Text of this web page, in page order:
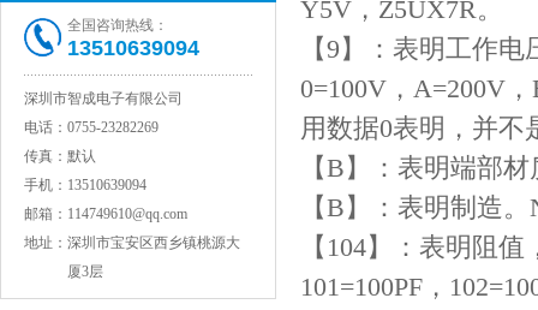
全国咨询热线：
13510639094
深圳市智成电子有限公司
电话： 0755-23282269
传真： 默认
手机： 13510639094
邮箱： 114749610@qq.com
地址： 深圳市宝安区西乡镇桃源大
厦3层
Y5V，Z5UX7R。
【9】：表明工作
0=100V，A=200V
用数据0表明，并不
【B】：表明端部
【B】：表明制造
【104】：表明阻
101=100PF，